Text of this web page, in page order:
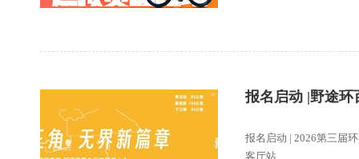
报名启动 |野途环
报名启动 | 2026第三届
客厅站